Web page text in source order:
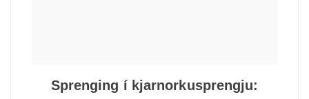
Sprenging í kjarnorkusprengju: